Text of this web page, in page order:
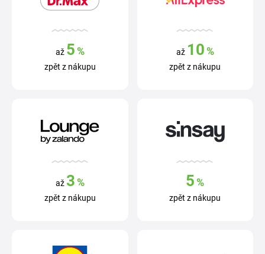
až 5%
zpět z nákupu
až 10%
zpět z nákupu
až 3%
zpět z nákupu
5 %
zpět z nákupu